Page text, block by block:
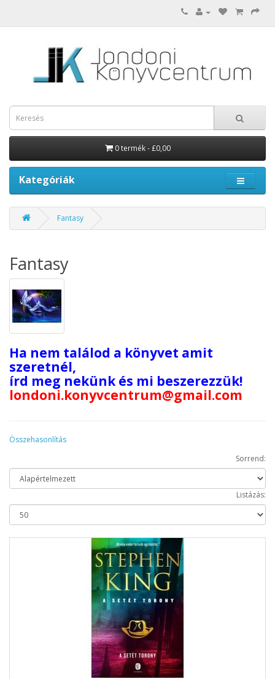
0 termék - £0,00
Kategóriák
Fantasy
Fantasy
Ha nem találod a könyvet amit
szeretnél,
írd meg nekünk és mi beszerezzük!
londoni.konyvcentrum@gmail.com
Összehasonlítás
Sorrend:
Listázás: